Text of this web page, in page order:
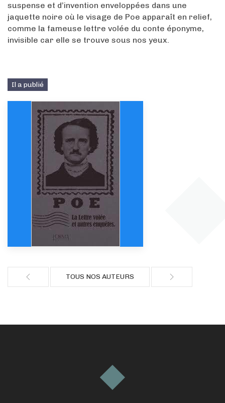
suspense et d’invention enveloppées dans une
jaquette noire où le visage de Poe apparaît en relief,
comme la fameuse lettre volée du conte éponyme,
invisible car elle se trouve sous nos yeux.
Il a publié
TOUS NOS AUTEURS